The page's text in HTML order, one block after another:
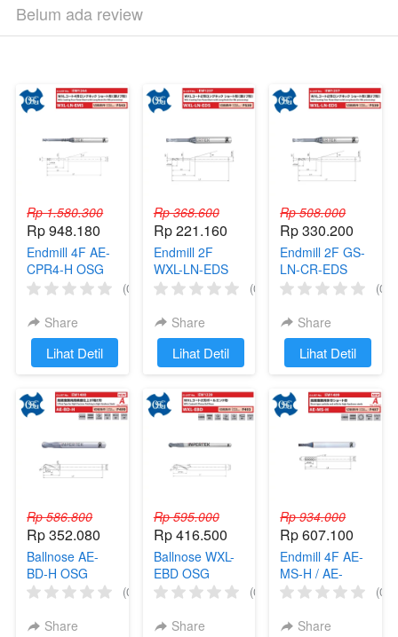
Belum ada review
Rp 1.580.300
Rp 948.180
Endmill 4F AE-
CPR4-H OSG
Long Neck
Radius Corner
Milling
(0)
Share
`Lihat Detil
Rp 368.600
Rp 221.160
Endmill 2F
WXL-LN-EDS
OSG Long
Carbide Radius
Corner Milling
(0)
Share
`Lihat Detil
Rp 508.000
Rp 330.200
Endmill 2F GS-
LN-CR-EDS
OSG Long
Carbide Radius
Corner Milling
(0)
Share
`Lihat Detil
Rp 586.800
Rp 352.080
Ballnose AE-
BD-H OSG
Endmill Carbide
Radius Milling
(0)
Share
Rp 595.000
Rp 416.500
Ballnose WXL-
EBD OSG
Endmill Carbide
Radius Milling
(0)
Share
Rp 934.000
Rp 607.100
Endmill 4F AE-
MS-H / AE-
MSS-H OSG
Carbide HRC65
(0)
Share